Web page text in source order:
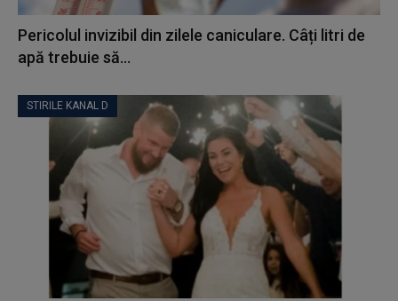
Pericolul invizibil din zilele caniculare. Câți litri de
apă trebuie să...
STIRILE KANAL D